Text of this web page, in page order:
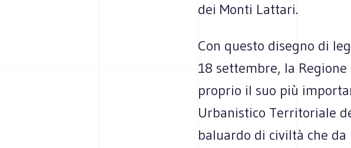
dei Monti Lattari.
Con questo disegno di
18 settembre, la
proprio il suo più
Urbanistico Territoriale
baluardo di civiltà che da